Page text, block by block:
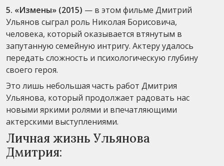
5. «Измены» (2015) — в этом фильме Дмитрий
Ульянов сыграл роль Николая Борисовича,
человека, который оказывается втянутым в
запутанную семейную интригу. Актеру удалось
передать сложность и психологическую глубину
своего героя.
Это лишь небольшая часть работ Дмитрия
Ульянова, который продолжает радовать нас
новыми яркими ролями и впечатляющими
актерскими выступлениями.
Личная жизнь Ульянова
Дмитрия: